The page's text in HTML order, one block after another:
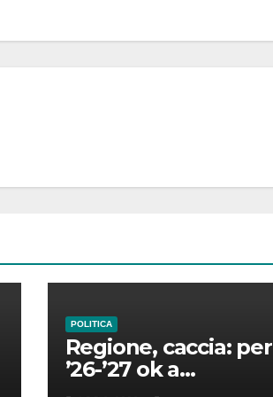
POLITICA
Regione, caccia: per
’26-’27 ok a
calendario